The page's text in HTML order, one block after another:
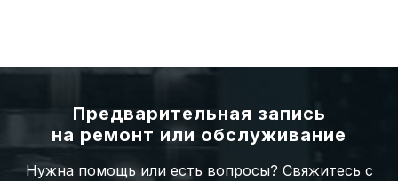
Предварительная запись
на ремонт или обслуживание
Нужна помощь или есть вопросы? Свяжитесь с